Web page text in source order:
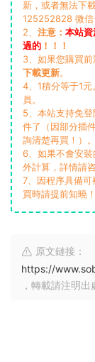
新，或者無法下
125252828 微
2、 注意： 本站資
過的 ！！！
3、如果您購買前
下載更新。
4、1積分等于1
員。
5、本站支持免
件了（因部分插
詢清楚再買！）。
6、如果不會安
外計算，詳情請
7、因程序具備
買時請提前知曉！
原文鏈接：
https://
，轉載請注明出